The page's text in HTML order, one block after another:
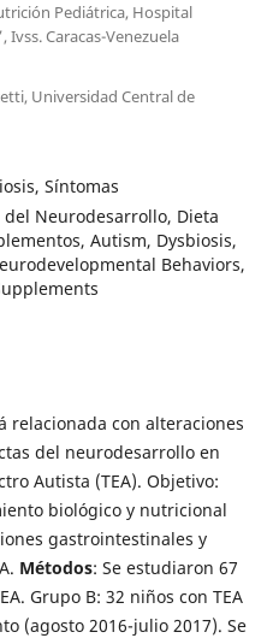
Pediátrica, Hospital
Ivss. Caracas-Venezuela
Universidad Central de
Síntomas
Neurodesarrollo, Dieta
Autism, Dysbiosis,
Behaviors,
relacionada con alteraciones
del neurodesarrollo en
Autista (TEA). Objetivo:
biológico y nutricional
gastrointestinales y
Métodos: Se estudiaron 67
Grupo B: 32 niños con TEA
(agosto 2016-julio 2017). Se